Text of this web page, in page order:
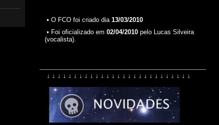
• O FCO foi criado dia 13/03/2010
• Foi oficializado em 02/04/2010 pelo Lucas Silveira
(vocalista).
↓ ↓ ↓ ↓ ↓ ↓ ↓ ↓ ↓ ↓ ↓ ↓ ↓ ↓ ↓ ↓ ↓ ↓ ↓ ↓ ↓ ↓ ↓ ↓ ↓ ↓ ↓